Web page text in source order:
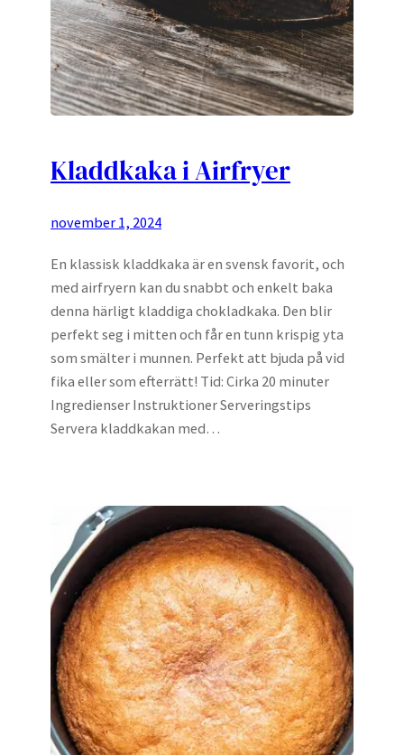
Kladdkaka i Airfryer
november 1, 2024
En klassisk kladdkaka är en svensk favorit, och
med airfryern kan du snabbt och enkelt baka
denna härligt kladdiga chokladkaka. Den blir
perfekt seg i mitten och får en tunn krispig yta
som smälter i munnen. Perfekt att bjuda på vid
fika eller som efterrätt! Tid: Cirka 20 minuter
Ingredienser Instruktioner Serveringstips
Servera kladdkakan med…